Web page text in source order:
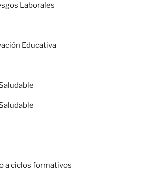
Laborales
Educativa
a ciclos formativos